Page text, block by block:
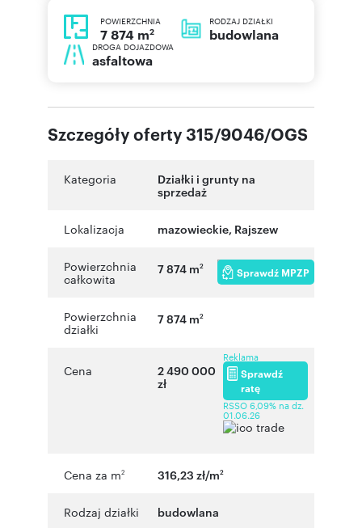
POWIERZCHNIA
7 874 m2
RODZAJ DZIAŁKI
budowlana
DROGA DOJAZDOWA
asfaltowa
Szczegóły oferty 315/9046/OGS
Kategoria
Działki i grunty na
sprzedaż
Lokalizacja mazowieckie, Rajszew
Powierzchnia
całkowita
7 874 m2 Sprawdź MPZP
Powierzchnia
działki
7 874 m2
Cena
2 490 000
zł
Reklama
Sprawdź
ratę
RSSO 6,09% na dz.
01.06.26
Cena za m2 316,23 zł/m2
Rodzaj działki budowlana